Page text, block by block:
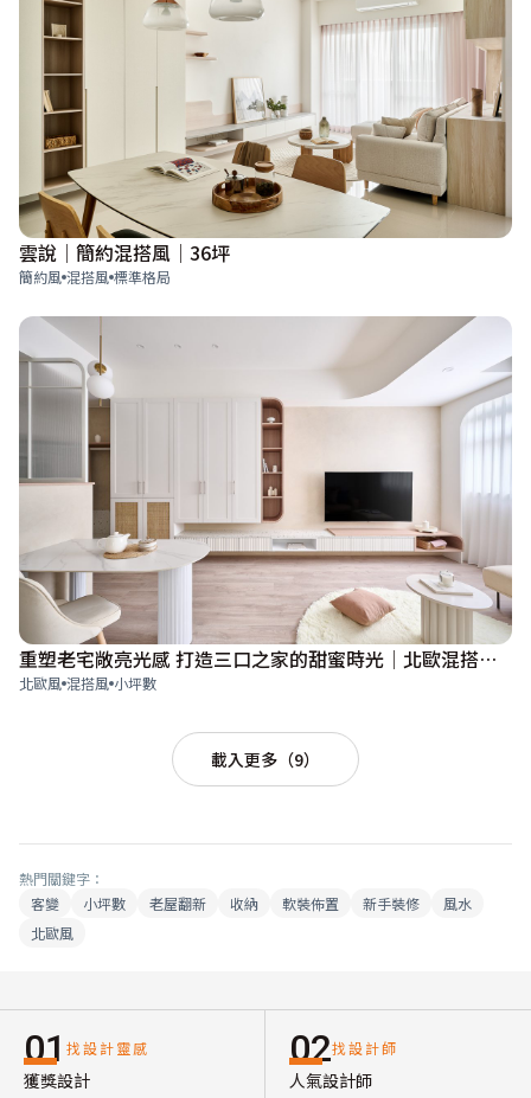
雲說│簡約混搭風│36坪
簡約風 混搭風 標準格局
重塑老宅敞亮光感 打造三口之家的甜蜜時光│北歐混搭風│17坪
北歐風 混搭風 小坪數
載入更多（9）
熱門關鍵字：
客變
小坪數 老屋翻新 收納 軟裝佈置 新手裝修
風水
北歐風
01 找設計靈感
獲獎設計
02找設計師
人氣設計師